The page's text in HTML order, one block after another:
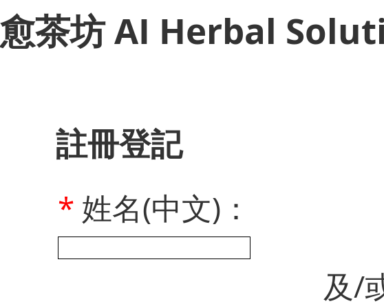
愈茶坊 AI Herbal
註冊登記
* 姓名(中文)：
及/